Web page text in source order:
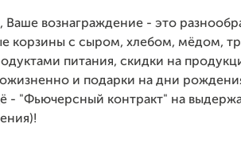
вознаграждение - это
корзины с сыром, хлебом, мёдом,
питания, скидки на
и подарки на дни
- "Фьючерсный контракт" на